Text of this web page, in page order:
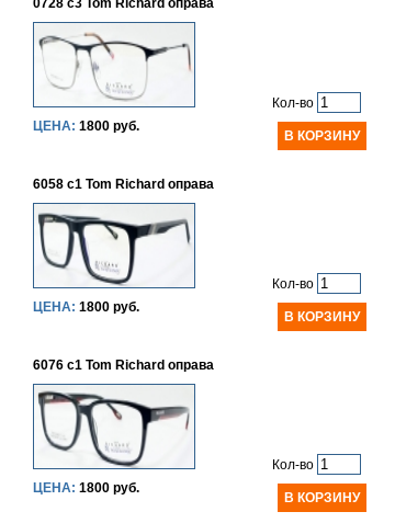
0728 c3 Tom Richard оправа
Кол-во
ЦЕНА: 1800 руб.
6058 c1 Tom Richard оправа
Кол-во
ЦЕНА: 1800 руб.
6076 c1 Tom Richard оправа
Кол-во
ЦЕНА: 1800 руб.